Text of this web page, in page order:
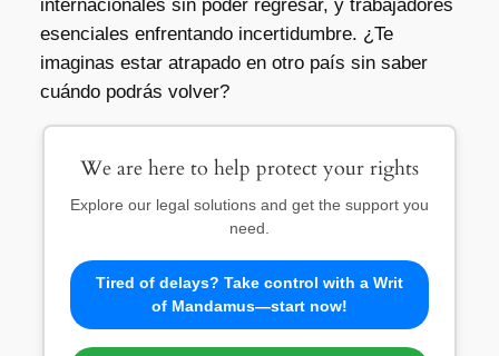
internacionales sin poder regresar, y trabajadores
esenciales enfrentando incertidumbre. ¿Te
imaginas estar atrapado en otro país sin saber
cuándo podrás volver?
We are here to help protect your rights
Explore our legal solutions and get the support you
need.
Tired of delays? Take control with a Writ
of Mandamus—start now!